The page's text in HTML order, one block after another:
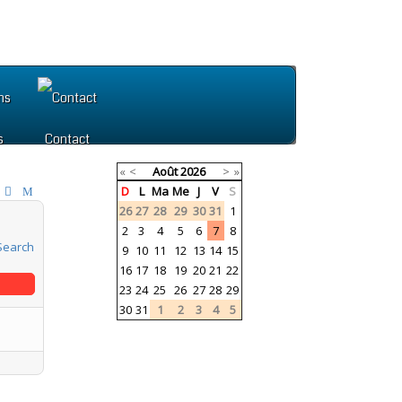
Contact
« < Août2026 > »
D
L Ma Me J V
S
26 27 28 29 30 31
1
2
3 4 5 6 7
8
9 10 11 12 13 14 15
16 17 18 19 20 21 22
23 24 25 26 27 28 29
30 31 1 2 3 4 5